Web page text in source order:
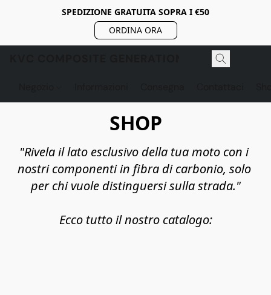
SPEDIZIONE GRATUITA SOPRA I €50
ORDINA ORA
SHOP
"Rivela il lato esclusivo della tua moto con i
nostri componenti in fibra di carbonio, solo
per chi vuole distinguersi sulla strada."
Ecco tutto il nostro catalogo: